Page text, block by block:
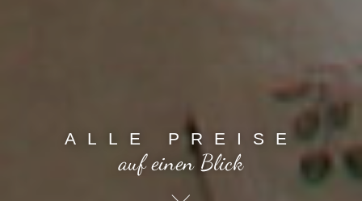
ALLE PREISE
auf einen Blick